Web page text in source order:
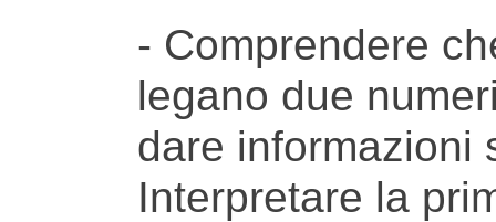
- Comprendere
legano due
dare informazioni
Interpretare la